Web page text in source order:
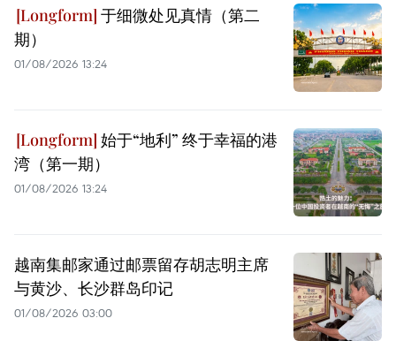
于细微处见真情（第二
期）
01/08/2026 13:24
始于“地利” 终于幸福的港
湾（第一期）
01/08/2026 13:24
越南集邮家通过邮票留存胡志明主席
与黄沙、长沙群岛印记
01/08/2026 03:00